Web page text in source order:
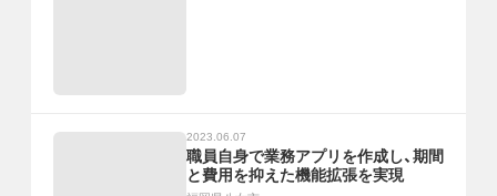
2023.06.07
職員自身で業務アプリを作成し、期間
と費用を抑えた機能拡張を実現